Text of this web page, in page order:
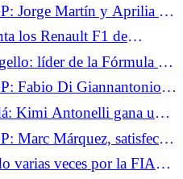
Jorge Martín y Aprilia se
lo que resta del
los Renault F1 de
líder de la Fórmula 1
del MotoGP
Fabio Di Giannantonio
la carrera al sprint
Kimi Antonelli gana una
retira.
Marc Márquez, satisfecho
sufrir el domingo
varias veces por la FIA